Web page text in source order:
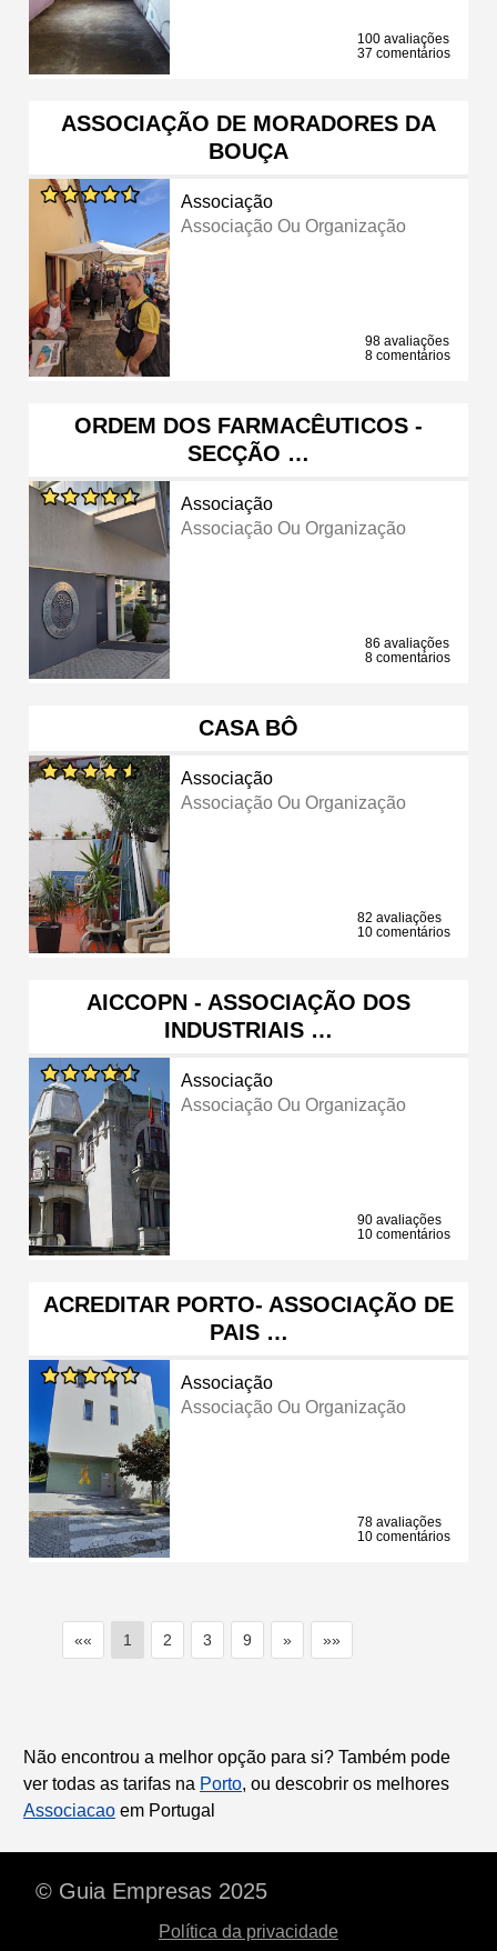
100 avaliações
37 comentários
ASSOCIAÇÃO DE MORADORES DA
BOUÇA
Associação
Associação Ou Organização
98 avaliações
8 comentários
ORDEM DOS FARMACÊUTICOS -
SECÇÃO …
Associação
Associação Ou Organização
86 avaliações
8 comentários
CASA BÔ
Associação
Associação Ou Organização
82 avaliações
10 comentários
AICCOPN - ASSOCIAÇÃO DOS
INDUSTRIAIS …
Associação
Associação Ou Organização
90 avaliações
10 comentários
ACREDITAR PORTO- ASSOCIAÇÃO DE
PAIS …
Associação
Associação Ou Organização
78 avaliações
10 comentários
«« 1 2 3 9 » »»
Não encontrou a melhor opção para si? Também pode
ver todas as tarifas na Porto, ou descobrir os melhores
Associacao em Portugal
© Guia Empresas 2025
Política da privacidade